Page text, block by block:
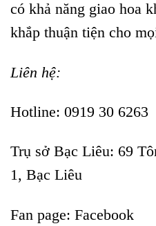
có khả năng giao hoa
khắp thuận tiện cho
Liên hệ:
Hotline: 0919 30 6263
Trụ sở Bạc Liêu: 69
1, Bạc Liêu
Fan page: Facebook